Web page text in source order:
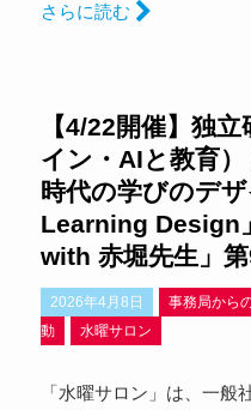
さらに読む
【4/22開催】独
イン・AIと教育
時代の学びのデ
Learning Design
with 赤堀先生」第
2026年4月8日 事務局から
動
水曜サロン
「水曜サロン」は、一般